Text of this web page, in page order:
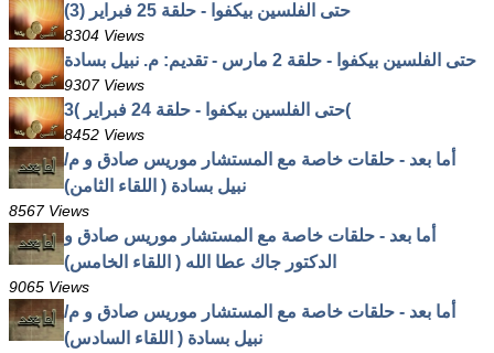
حتى الفلسين بيكفوا - حلقة 25 فبراير (3)
8304 Views
حتى الفلسين بيكفوا - حلقة 2 مارس - تقديم: م. نبيل بسادة
9307 Views
حتى الفلسين بيكفوا - حلقة 24 فبراير )3(
8452 Views
أما بعد - حلقات خاصة مع المستشار موريس صادق و م/
نبيل بسادة ( اللقاء الثامن)
8567 Views
أما بعد - حلقات خاصة مع المستشار موريس صادق و
الدكتور جاك عطا الله ( اللقاء الخامس)
9065 Views
أما بعد - حلقات خاصة مع المستشار موريس صادق و م/
نبيل بسادة ( اللقاء السادس)